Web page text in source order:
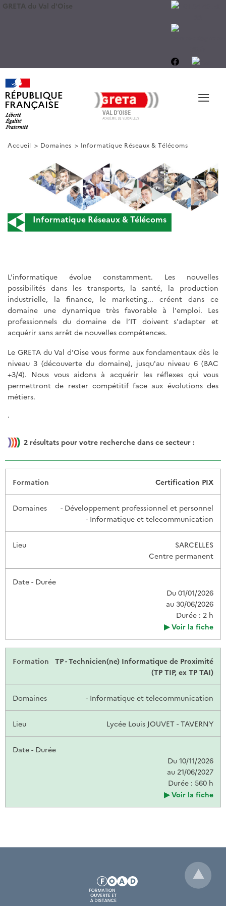
GRETA du Val d'Oise
≡
Accueil Domaines Informatique Réseaux & Télécoms
Informatique Réseaux & Télécoms
L'informatique évolue constamment. Les nouvelles
possibilités dans les transports, la santé, la production
industrielle, la finance, le marketing... créent dans ce
domaine une dynamique très favorable à l'emploi. Les
professionnels du domaine de l’IT doivent s'adapter et
acquérir sans arrêt de nouvelles compétences.
Le GRETA du Val d'Oise vous forme aux fondamentaux dès le
niveau 3 (découverte du domaine), jusqu'au niveau 6 (BAC
+3/4). Nous vous aidons à acquérir les réflexes qui vous
permettront de rester compétitif face aux évolutions des
métiers.
.
2 résultats pour votre recherche dans ce secteur :
Formation
Certification PIX
- Développement professionnel et personnel
- Informatique et telecommunication
SARCELLES
Centre permanent
Du 01/01/2026
au 30/06/2026
Durée : 2 h
Voir la fiche
TP - Technicien(ne) Informatique de Proximité
(TP TIP, ex TP TAI)
- Informatique et telecommunication
Lycée Louis JOUVET - TAVERNY
Du 10/11/2026
au 21/06/2027
Durée : 560 h
Voir la fiche